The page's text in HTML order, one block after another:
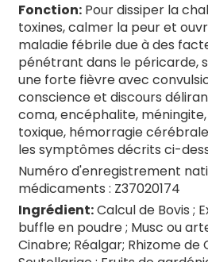
Fonction:Pour dissiper la
toxines, calmer la peur et
maladie fébrile due à des
pénétrant dans le péricarde,
une forte fièvre avec
conscience et discours
coma, encéphalite,
toxique, hémorragie
les symptômes décrits ci-
Numéro d'enregistrement
médicaments : Z37020174
Ingrédient:Calcul de Bovis ;
buffle en poudre ; Musc ou
Cinabre; Réalgar; Rhizome de